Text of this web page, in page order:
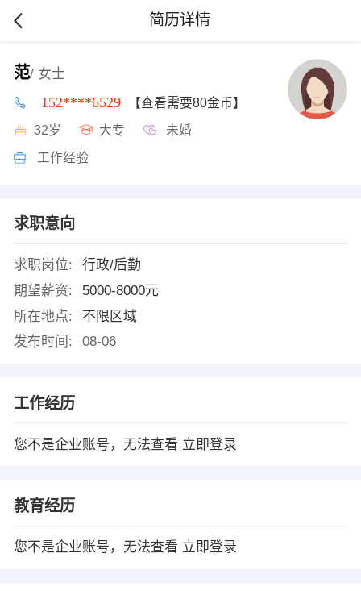
简历详情
范/ 女士
152****6529 【查看需要80金币】
32岁 大专 未婚
工作经验
求职意向
求职岗位:
行政/后勤
期望薪资:
5000-8000元
所在地点:
不限区域
发布时间:
08-06
工作经历
您不是企业账号，无法查看 立即登录
教育经历
您不是企业账号，无法查看 立即登录